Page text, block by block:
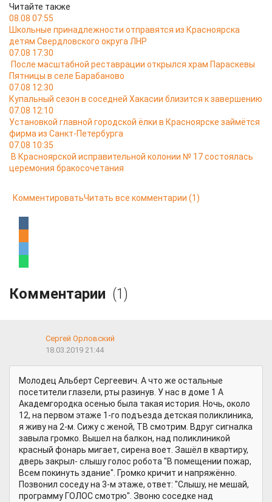
Читайте также
08.08 07:55
Школьные принадлежности отправятся из Красноярска
детям Свердловского округа ЛНР
07.08 17:30
После масштабной реставрации открылся храм Параскевы
Пятницы в селе Барабаново
07.08 12:30
Купальный сезон в соседней Хакасии близится к завершению
07.08 12:10
Установкой главной городской ёлки в Красноярске займётся
фирма из Санкт-Петербурга
07.08 10:35
В Красноярской исправительной колонии № 17 состоялась
церемония бракосочетания
КомментироватьЧитать все комментарии (1)
Комментарии (1)
Сергей Орловский
18.03.2019 21:44
Молодец Альберт Сергеевич. А что же остальные
посетители глазели, рты разинув. У нас в доме 1 А
Академгородка осенью была такая история. Ночь, около
12, на первом этаже 1-го подъезда детская поликлиника,
я живу на 2-м. Сижу с женой, ТВ смотрим. Вдруг сигналка
завыла громко. Вышел на балкон, над поликлиникой
красный фонарь мигает, сирена воет. Зашёл в квартиру,
дверь закрыл- слышу голос робота "В помещении пожар,
Всем покинуть здание". Громко кричит и напряжённо.
Позвонил соседу на 3-м этаже, ответ: "Слышу, не мешай,
программу ГОЛОС смотрю". Звоню соседке над